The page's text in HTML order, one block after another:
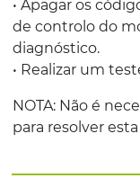
• Apagar os
de controlo do
diagnóstico.
• Realizar um
NOTA: Não é
para resolver esta